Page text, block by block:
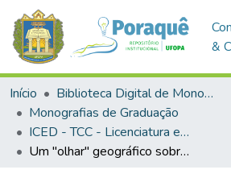
&
Início
Biblioteca Digital de Monografias (BDM)
Monografias de Graduação
ICED - TCC - Licenciatura em Geografia
Um "olhar" geográfico sobre a mobilidade e acessibilidade dos deficientes visuais no centro de Santarém/Pará